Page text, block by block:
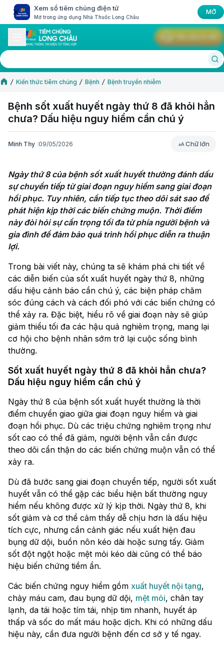
Xem sổ tiêm chủng điện tử
Mở trong ứng dụng Nhà Thuốc Long Châu
MỞ
Kiến thức tiêm chủng Bệnh Bệnh truyền nhiễm
Bệnh sốt xuất huyết ngày thứ 8 đã khỏi hẳn
chưa? Dấu hiệu nguy hiểm cần chú ý
Minh Thy 09/05/2026 Chữ lớn
Chữ lớn
Ngày thứ 8 của bệnh sốt xuất huyết thường đánh dấu
sự chuyển tiếp từ giai đoạn nguy hiểm sang giai đoạn
hồi phục. Tuy nhiên, cần tiếp tục theo dõi sát sao để
phát hiện kịp thời các biến chứng muộn. Thời điểm
này đòi hỏi sự cẩn trọng tối đa từ phía người bệnh và
gia đình để đảm bảo quá trình hồi phục diễn ra thuận
lợi.
Trong bài viết này, chúng ta sẽ khám phá chi tiết về
các diễn biến của sốt xuất huyết ngày thứ 8, những
dấu hiệu cảnh báo cần chú ý, các biện pháp chăm
sóc đúng cách và cách đối phó với các biến chứng có
thể xảy ra. Đặc biệt, hiểu rõ về giai đoạn này sẽ giúp
giảm thiểu tối đa các hậu quả nghiêm trọng, mang lại
cơ hội cho bệnh nhân sớm trở lại cuộc sống bình
thường.
Sốt xuất huyết ngày thứ 8 đã khỏi hẳn chưa?
Dấu hiệu nguy hiểm cần chú ý
Ngày thứ 8 của bệnh sốt xuất huyết thường là thời
điểm chuyển giao giữa giai đoạn nguy hiểm và giai
đoạn hồi phục. Dù các triệu chứng nghiêm trọng như
sốt cao có thể đã giảm, người bệnh vẫn cần được
theo dõi cẩn thận do các biến chứng muộn vẫn có thể
xảy ra.
Dù đã bước sang giai đoạn chuyển tiếp, người sốt xuất
huyết vẫn có thể gặp các biểu hiện bất thường nguy
hiểm nếu không được xử lý kịp thời. Ngày thứ 8, khi
sốt giảm và cơ thể cảm thấy dễ chịu hơn là dấu hiệu
tích cực, nhưng cần cảnh giác nếu xuất hiện đau
bụng dữ dội, buồn nôn kéo dài hoặc sưng tấy. Giảm
sốt đột ngột hoặc mệt mỏi kéo dài cũng có thể báo
hiệu biến chứng tiềm ẩn.
Các biến chứng nguy hiểm gồm xuất huyết nội tạng,
chảy máu cam, đau bụng dữ dội, mệt mỏi, chân tay
lạnh, da tái hoặc tím tái, nhịp tim nhanh, huyết áp
thấp và sốc do mất máu hoặc dịch. Khi có những dấu
hiệu này, cần đưa người bệnh đến cơ sở y tế ngay.